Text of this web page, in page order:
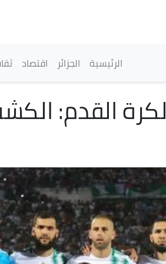
القائمة الرئيسية
الرئيسية الجزائر اقتصاد
تصفيات مونديال 2026